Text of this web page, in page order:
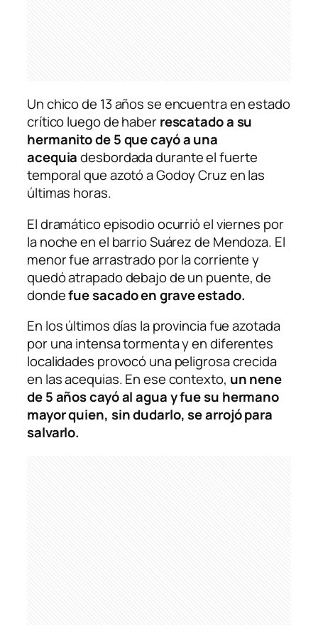
Un chico de 13 años se encuentra en estado
crítico luego de haberrescatado a su
hermanito de 5 que cayó a una
acequiadesbordada durante el fuerte
temporal que azotó a Godoy Cruz en las
últimas horas.
El dramático episodio ocurrió el viernes por
la noche en el barrio Suárez de Mendoza. El
menor fue arrastrado por la corriente y
quedó atrapado debajo de un puente, de
dondefue sacado en grave estado.
En los últimos días la provincia fue azotada
por una intensa tormenta y en diferentes
localidades provocó una peligrosa crecida
en las acequias. En ese contexto, un nene
de 5 años cayó al agua y fue su hermano
mayor quien, sin dudarlo, se arrojó para
salvarlo.